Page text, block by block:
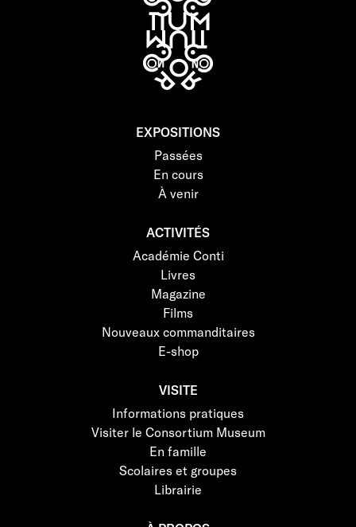
EXPOSITIONS
Passées
En cours
À venir
ACTIVITÉS
Académie Conti
Livres
Magazine
Films
Nouveaux commanditaires
E-shop
VISITE
Informations pratiques
Visiter le Consortium Museum
En famille
Scolaires et groupes
Librairie